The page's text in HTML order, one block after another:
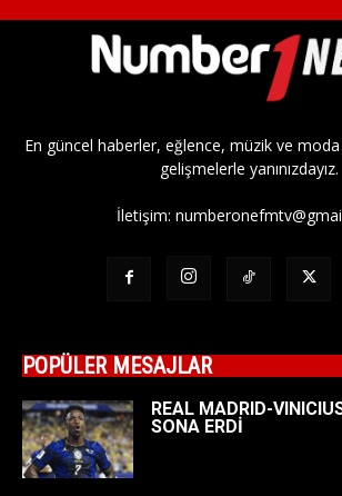
En güncel haberler, eğlence, müzik ve moda
gelişmelerle yanınızdayız.
İletişim:
POPÜLER MESAJLAR
REAL MADRID-
SONA ERDİ